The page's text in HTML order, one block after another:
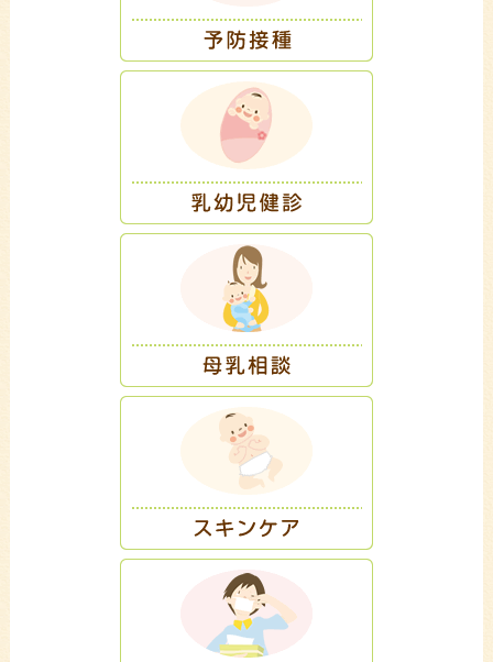
ENGLISH INFORMATION